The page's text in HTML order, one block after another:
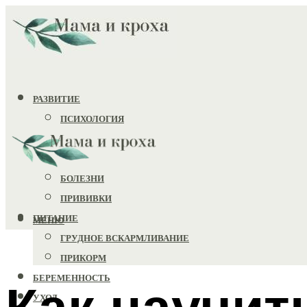
РАЗВИТИЕ
ПСИХОЛОГИЯ
ИГРУШКИ
ЗДОРОВЬЕ
БОЛЕЗНИ
ПРИВИВКИ
ПИТАНИЕ
ГРУДНОЕ ВСКАРМЛИВАНИЕ
ПРИКОРМ
БЕРЕМЕННОСТЬ
УХОД
МЕНЮ